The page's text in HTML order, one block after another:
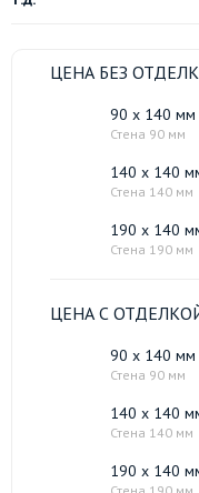
ЦЕНА БЕЗ
90 x 140 мм
Стена 90 мм
140 x 140
Стена 140 мм
190 x 140
Стена 190 мм
ЦЕНА С
90 x 140 мм
Стена 90 мм
140 x 140
Стена 140 мм
190 x 140